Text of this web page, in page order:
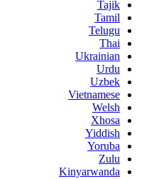
Tajik
Tamil
Telugu
Thai
Ukrainian
Urdu
Uzbek
Vietnamese
Welsh
Xhosa
Yiddish
Yoruba
Zulu
Kinyarwanda